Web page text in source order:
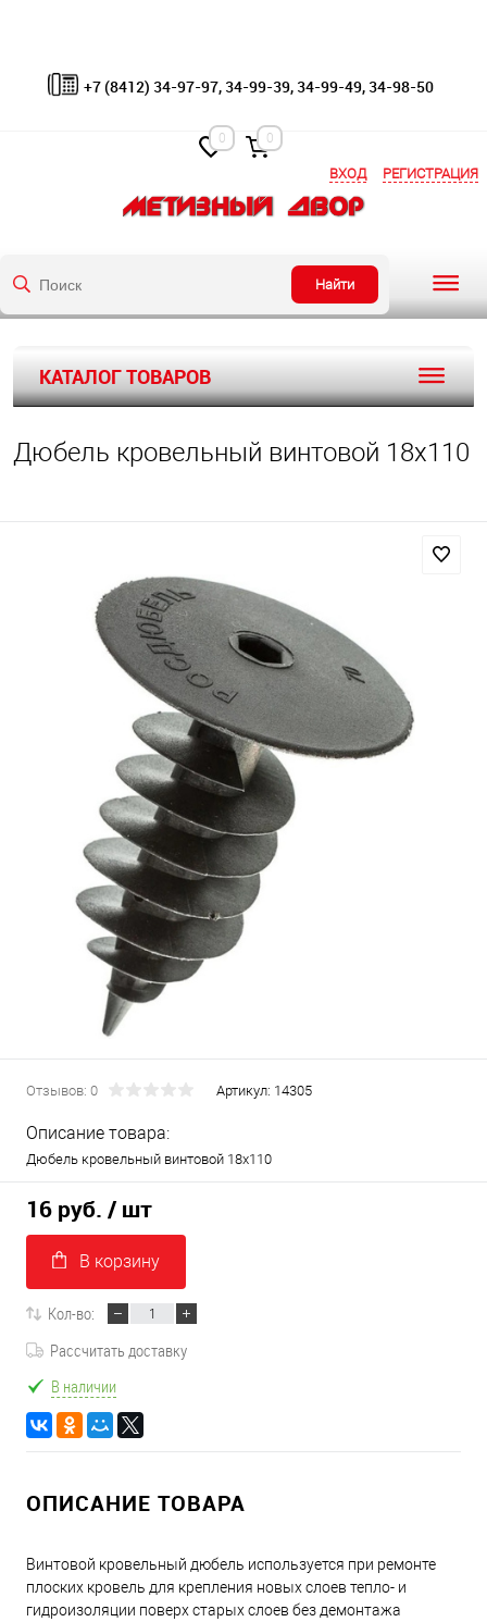
ВХОД РЕГИСТРАЦИЯ
Найти
+7 (8412) 34-97-97, 34-99-39, 34-99-49, 34-98-50
0 0
КАТАЛОГ ТОВАРОВ
Дюбель кровельный винтовой 18х110
Отзывов: 0 Артикул: 14305
Описание товара:
Дюбель кровельный винтовой 18х110
16 руб. / шт
В корзину
Кол-во:
Рассчитать доставку
В наличии
ОПИСАНИЕ ТОВАРА
Винтовой кровельный дюбель используется при ремонте
плоских кровель для крепления новых слоев тепло- и
гидроизоляции поверх старых слоев без демонтажа